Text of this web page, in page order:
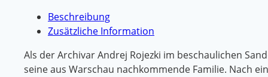
Beschreibung
Zusätzliche Information
Als der Archivar Andrej Rojezki im beschaulichen
seine aus Warschau nachkommende Familie. Nach